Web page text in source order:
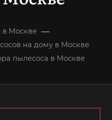
в Москве —
на дому в Москве
пылесоса в Москве